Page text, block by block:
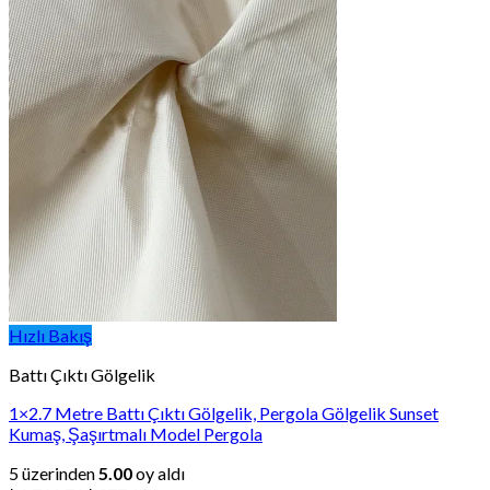
Hızlı Bakış
Battı Çıktı Gölgelik
1×2.7 Metre Battı Çıktı Gölgelik, Pergola Gölgelik Sunset
Kumaş, Şaşırtmalı Model Pergola
5 üzerinden 5.00oy aldı